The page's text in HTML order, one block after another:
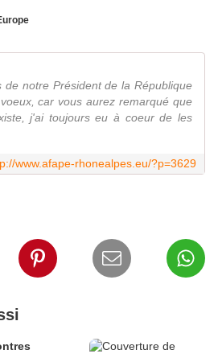
de notre Président de la République
car vous aurez remarqué que
j'ai toujours eu à coeur de les
www.afape-rhonealpes.eu/?p=3629